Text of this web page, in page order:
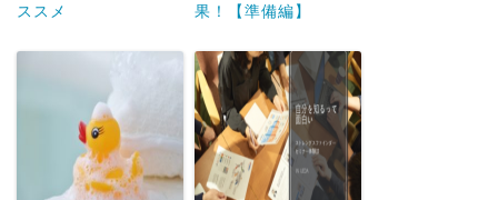
ススメ
果！【準備編】